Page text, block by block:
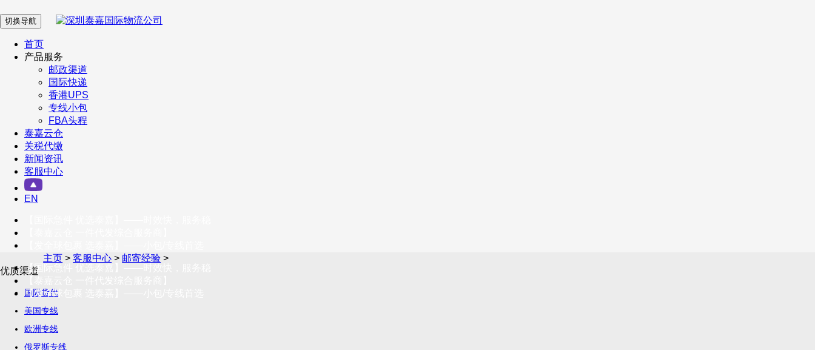
在 线 客 服
企业微信
订阅号
客户服务热线
400-098-5699
联系我们
切换导航
首页
产品服务
邮政渠道
国际快递
香港UPS
专线小包
FBA头程
泰嘉云仓
关税代缴
新闻资讯
客服中心
EN
【国际急件 优选泰嘉】——时效快，服务稳
【发全球包裹 选泰嘉】——小包/专线首选
主页 >客服中心 > 邮寄经验 >
优质渠道
国际货代
美国专线
欧洲专线
俄罗斯专线